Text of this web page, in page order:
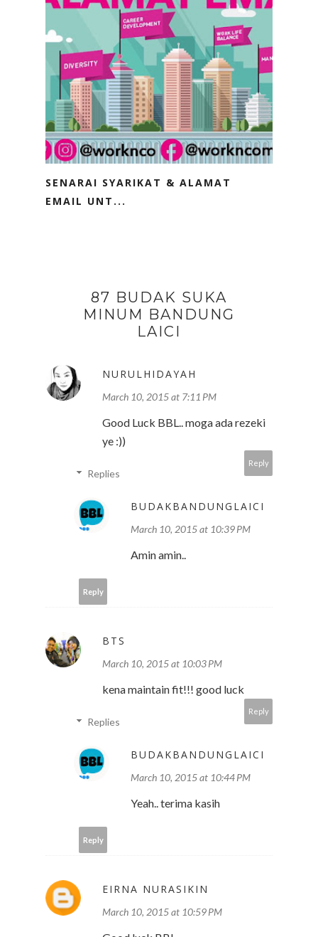
SENARAI SYARIKAT & ALAMAT
EMAIL UNT...
87 BUDAK SUKA
MINUM BANDUNG
LAICI
NURULHIDAYAH
March 10, 2015 at 7:11 PM
Good Luck BBL.. moga ada rezeki
ye :))
Reply
Replies
BUDAKBANDUNGLAICI
March 10, 2015 at 10:39 PM
Amin amin..
Reply
BTS
March 10, 2015 at 10:03 PM
kena maintain fit!!! good luck
Reply
Replies
BUDAKBANDUNGLAICI
March 10, 2015 at 10:44 PM
Yeah.. terima kasih
Reply
EIRNA NURASIKIN
March 10, 2015 at 10:59 PM